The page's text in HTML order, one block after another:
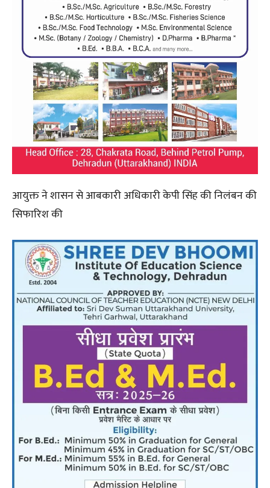
आयुक्त ने शासन से आबकारी अधिकारी केपी सिंह की निलंबन की
सिफारिश की